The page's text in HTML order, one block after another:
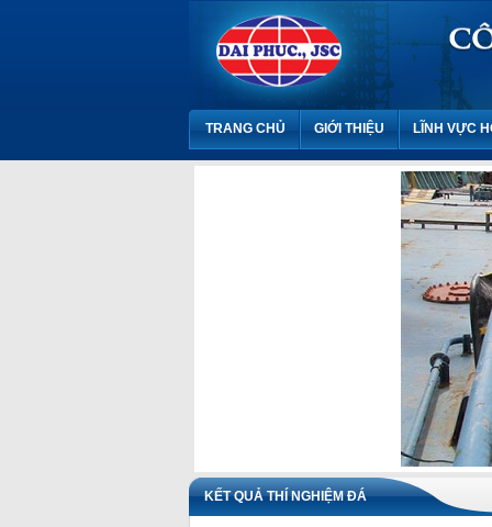
TRANG CHỦ GIỚI THIỆU LĨNH VỰC
KẾT QUẢ THÍ NGHIỆM ĐÁ